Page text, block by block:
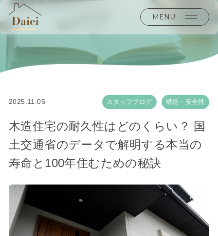
MENU
2025.11.05 スタッフブログ 構造・安全性
木造住宅の耐久性はどのくらい？ 国
土交通省のデータで解明する本当の
寿命と100年住むための秘訣